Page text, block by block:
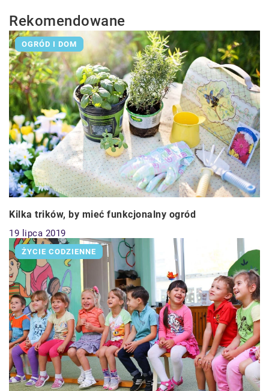
Rekomendowane
OGRÓD I DOM
Kilka trików, by mieć funkcjonalny ogród
19 lipca 2019
ŻYCIE CODZIENNE